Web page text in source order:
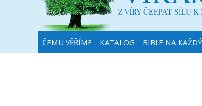
ČEMU VĚŘÍME KATALOG BIBLE NA